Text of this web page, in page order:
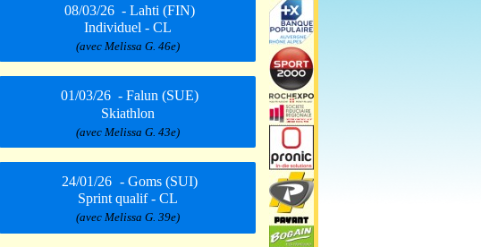
08/03/26 - Lahti (FIN)
Individuel - CL
(avec Melissa G. 46e)
01/03/26 - Falun (SUE)
Skiathlon
(avec Melissa G. 43e)
24/01/26 - Goms (SUI)
Sprint qualif - CL
(avec Melissa G. 39e)